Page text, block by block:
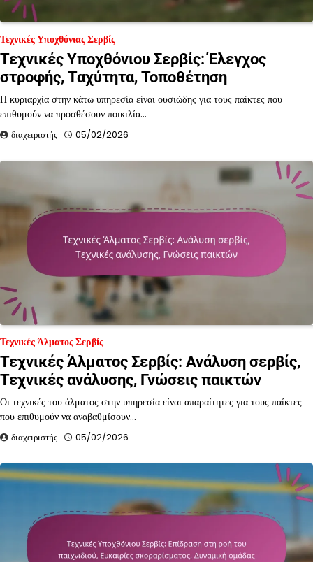
Τεχνικές Υποχθόνιας Σερβίς
Τεχνικές Υποχθόνιου Σερβίς: Έλεγχος
στροφής, Ταχύτητα, Τοποθέτηση
Η κυριαρχία στην κάτω υπηρεσία είναι ουσιώδης για τους παίκτες που
επιθυμούν να προσθέσουν ποικιλία…
διαχειριστής 05/02/2026
Τεχνικές Άλματος Σερβίς
Τεχνικές Άλματος Σερβίς: Ανάλυση σερβίς,
Τεχνικές ανάλυσης, Γνώσεις παικτών
Οι τεχνικές του άλματος στην υπηρεσία είναι απαραίτητες για τους παίκτες
που επιθυμούν να αναβαθμίσουν…
διαχειριστής 05/02/2026